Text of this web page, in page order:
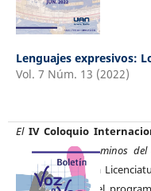
Lenguajes expresivos:
Vol. 7 Núm. 13 (2022)
El IV Coloquio
expresivos: los caminos
organizado por la